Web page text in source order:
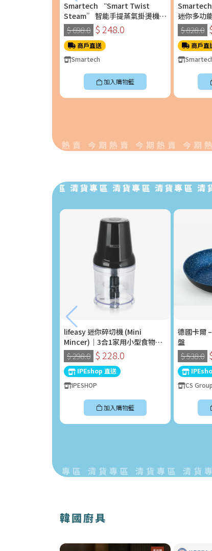
Smartech “Smart Twist
Steam” 智能手提蒸氣掛燙機
(SS-8108)
$ 698.0 $ 248.0
商戶直送
Smartech
加入購物籃
迷你多功
$ 828.0
商戶直
今期熱賣 今期熱賣 今期熱賣 今期熱
清貨專區 清貨專區 清貨專區 清貨專區 清貨
lifeasy 迷你碎切機 (Mini
Mincer)｜3合1家用小型食物處
理器 (400W)
$ 298.0 $ 228.0
IPEshop 直送
IPESHOP
加入購物籃
德國卡爾
盤
$ 538.0
CS Group
清貨專區 清貨專區 清貨專區 清貨專
韓國廚具